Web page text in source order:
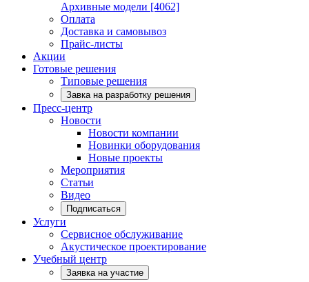
Архивные модели [4062]
Оплата
Доставка и самовывоз
Прайс-листы
Акции
Готовые решения
Типовые решения
Завка на разработку решения
Пресс-центр
Новости
Новости компании
Новинки оборудования
Новые проекты
Мероприятия
Статьи
Видео
Подписаться
Услуги
Сервисное обслуживание
Акустическое проектирование
Учебный центр
Заявка на участие